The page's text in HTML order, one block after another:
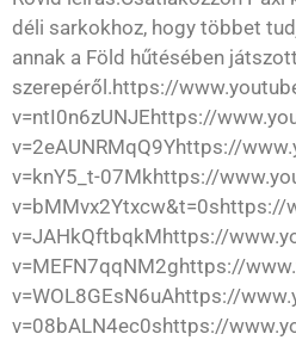
déli sarkokhoz, hogy többet
annak a Föld hűtésében játszott
szerepéről.https://
v=ntI0n6zUNJEhttps://
v=2eAUNRMqQ9Yhttps://
v=knY5_t-07Mkhttps://
v=bMMvx2Ytxcw&t=0shttps://
v=JAHkQftbqkMhttps://
v=MEFN7qqNM2ghttps://
v=WOL8GEsN6uAhttps://
v=08bALN4ec0shttps://